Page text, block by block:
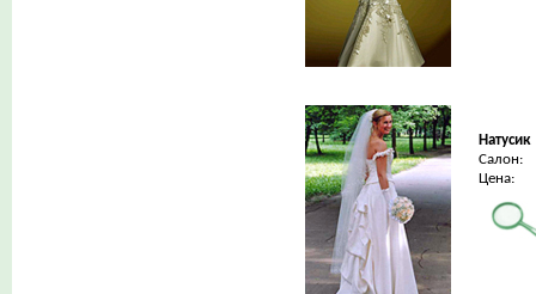
Натусик
Салон:
Цена: